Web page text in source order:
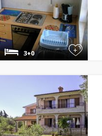
+
3+0